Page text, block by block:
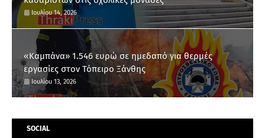
Ιουλίου 14, 2026
«Καμπάνα» 1.546 ευρώ σε ημεδαπό για θερμές
εργασίες στον Τόπειρο Ξάνθης
Ιουλίου 13, 2026
SOCIAL